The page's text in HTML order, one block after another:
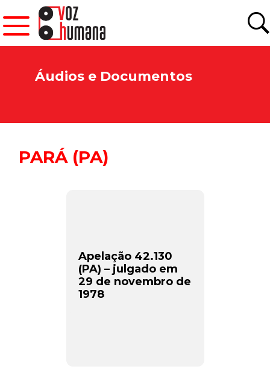
Áudios e Documentos
PARÁ (PA)
Apelação 42.130
(PA) – julgado em
29 de novembro de
1978